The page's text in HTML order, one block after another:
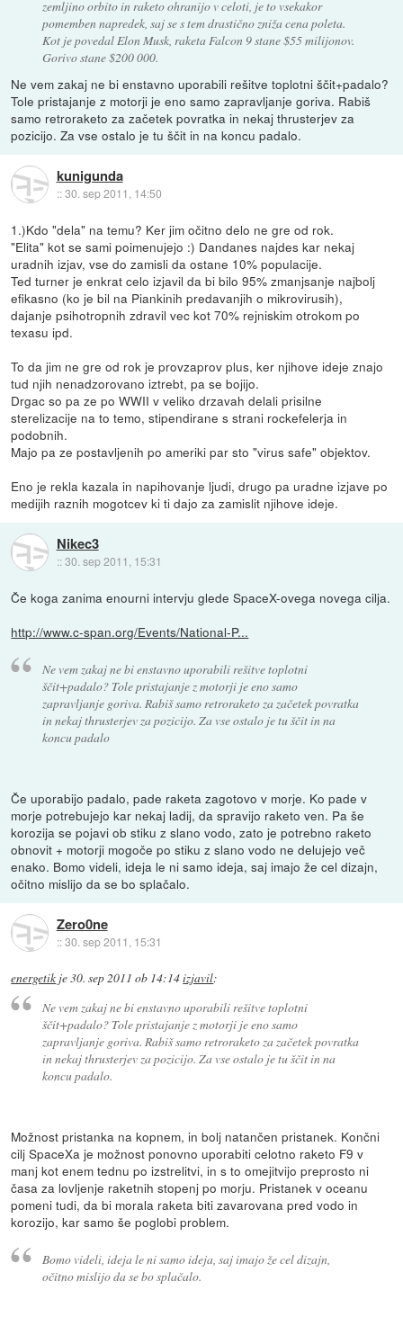
zemljino orbito in raketo ohranijo v celoti, je to vsekakor
pomemben napredek, saj se s tem drastično zniža cena poleta.
Kot je povedal Elon Musk, raketa Falcon 9 stane $55 milijonov.
Gorivo stane $200 000.
Ne vem zakaj ne bi enstavno uporabili rešitve toplotni ščit+padalo?
Tole pristajanje z motorji je eno samo zapravljanje goriva. Rabiš
samo retroraketo za začetek povratka in nekaj thrusterjev za
pozicijo. Za vse ostalo je tu ščit in na koncu padalo.
kunigunda
::30. sep 2011, 14:50
1.)Kdo "dela" na temu? Ker jim očitno delo ne gre od rok.
"Elita" kot se sami poimenujejo :) Dandanes najdes kar nekaj
uradnih izjav, vse do zamisli da ostane 10% populacije.
Ted turner je enkrat celo izjavil da bi bilo 95% zmanjsanje najbolj
efikasno (ko je bil na Piankinih predavanjih o mikrovirusih),
dajanje psihotropnih zdravil vec kot 70% rejniskim otrokom po
texasu ipd.
To da jim ne gre od rok je provzaprov plus, ker njihove ideje znajo
tud njih nenadzorovano iztrebt, pa se bojijo.
Drgac so pa ze po WWII v veliko drzavah delali prisilne
sterelizacije na to temo, stipendirane s strani rockefelerja in
podobnih.
Majo pa ze postavljenih po ameriki par sto "virus safe" objektov.
Eno je rekla kazala in napihovanje ljudi, drugo pa uradne izjave po
medijih raznih mogotcev ki ti dajo za zamislit njihove ideje.
Nikec3
::30. sep 2011, 15:31
Če koga zanima enourni intervju glede SpaceX-ovega novega cilja.
http://www.c-span.org/Events/National-P...
Ne vem zakaj ne bi enstavno uporabili rešitve toplotni
ščit+padalo? Tole pristajanje z motorji je eno samo
zapravljanje goriva. Rabiš samo retroraketo za začetek povratka
in nekaj thrusterjev za pozicijo. Za vse ostalo je tu ščit in na
koncu padalo
Če uporabijo padalo, pade raketa zagotovo v morje. Ko pade v
morje potrebujejo kar nekaj ladij, da spravijo raketo ven. Pa še
korozija se pojavi ob stiku z slano vodo, zato je potrebno raketo
obnovit + motorji mogoče po stiku z slano vodo ne delujejo več
enako. Bomo videli, ideja le ni samo ideja, saj imajo že cel dizajn,
očitno mislijo da se bo splačalo.
Zero0ne
::30. sep 2011, 15:31
energetik je30. sep 2011 ob 14:14izjavil:
Ne vem zakaj ne bi enstavno uporabili rešitve toplotni
ščit+padalo? Tole pristajanje z motorji je eno samo
zapravljanje goriva. Rabiš samo retroraketo za začetek povratka
in nekaj thrusterjev za pozicijo. Za vse ostalo je tu ščit in na
koncu padalo.
Možnost pristanka na kopnem, in bolj natančen pristanek. Končni
cilj SpaceXa je možnost ponovno uporabiti celotno raketo F9 v
manj kot enem tednu po izstrelitvi, in s to omejitvijo preprosto ni
časa za lovljenje raketnih stopenj po morju. Pristanek v oceanu
pomeni tudi, da bi morala raketa biti zavarovana pred vodo in
korozijo, kar samo še poglobi problem.
Bomo videli, ideja le ni samo ideja, saj imajo že cel dizajn,
očitno mislijo da se bo splačalo.